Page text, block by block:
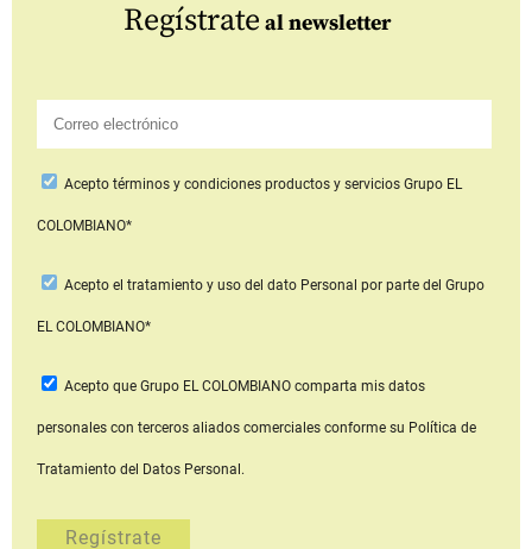
Regístrate al newsletter
Aceptotérminos y condiciones productos y serviciosGrupo EL
COLOMBIANO*
Acepto el tratamiento y uso del dato Personal por parte del Grupo
EL COLOMBIANO*
Acepto que Grupo EL COLOMBIANOcomparta mis datos
personales con terceros aliados comerciales conforme su Política de
Tratamiento del Datos Personal.